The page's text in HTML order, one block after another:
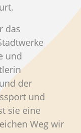
das
und
der
und
sie eine
Weg wir